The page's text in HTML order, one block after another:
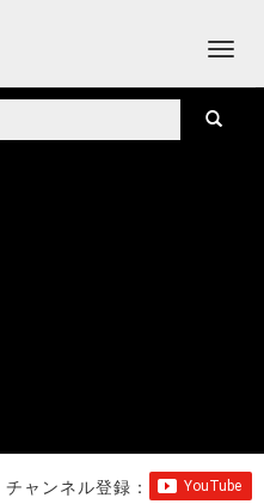
チャンネル登録：